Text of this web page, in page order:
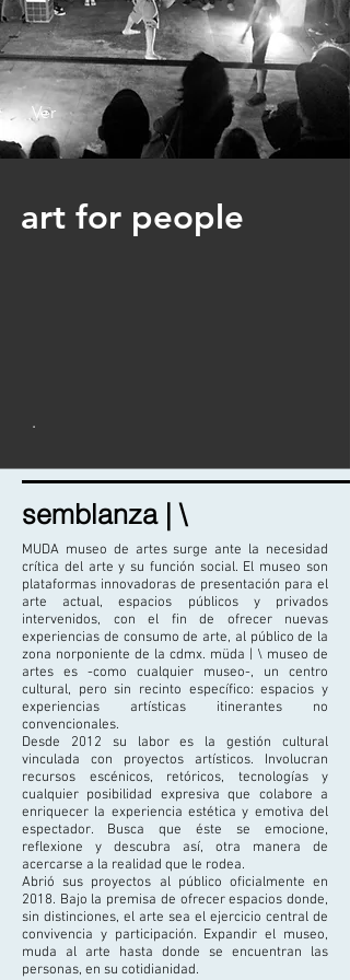
Ver
art for people
.
semblanza | \
MUDA museo de artes surge ante la necesidad
crítica del arte y su función social. El museo son
plataformas innovadoras de presentación para el
arte actual, espacios públicos y privados
intervenidos, con el fin de ofrecer nuevas
experiencias de consumo de arte, al público de la
zona norponiente de la cdmx. müda | \ museo de
artes es -como cualquier museo-, un centro
cultural, pero sin recinto específico: espacios y
experiencias artísticas itinerantes no
convencionales.
Desde 2012 su labor es la gestión cultural
vinculada con proyectos artísticos. Involucran
recursos escénicos, retóricos, tecnologías y
cualquier posibilidad expresiva que colabore a
enriquecer la experiencia estética y emotiva del
espectador. Busca que éste se emocione,
reflexione y descubra así, otra manera de
acercarse a la realidad que le rodea.
Abrió sus proyectos al público oficialmente en
2018. Bajo la premisa de ofrecer espacios donde,
sin distinciones, el arte sea el ejercicio central de
convivencia y participación. Expandir el museo,
muda al arte hasta donde se encuentran las
personas, en su cotidianidad.